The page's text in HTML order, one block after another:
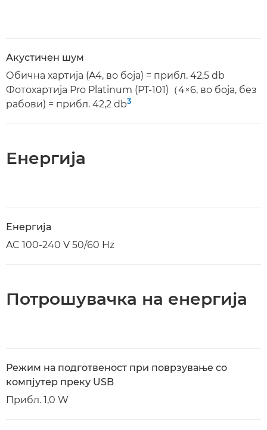
Акустичен шум
Обична хартија (A4, во боја) = прибл. 42,5 db
Фотохартија Pro Platinum (PT-101)（4×6, во боја, без
рабови) = прибл. 42,2 db3
Енергија
Енергија
AC 100-240 V 50/60 Hz
Потрошувачка на енергија
Режим на подготвеност при поврзување со
компјутер преку USB
Прибл. 1,0 W